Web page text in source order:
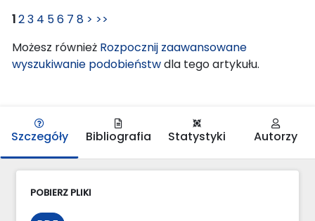
123 4 56 7 8 > >>
Możesz również Rozpocznij zaawansowane
wyszukiwanie podobieństwdla tego artykułu.
Szczegóły Bibliografia Statystyki Autorzy
POBIERZ PLIKI